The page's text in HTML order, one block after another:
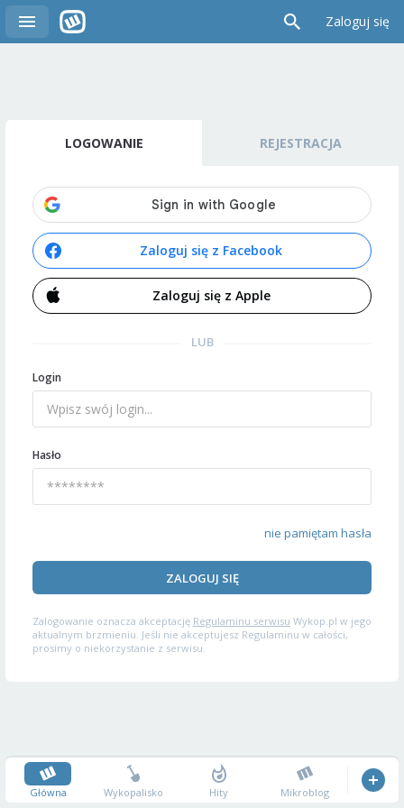
Zaloguj się
LOGOWANIE REJESTRACJA
Zaloguj się z Facebook
Zaloguj się z Apple
LUB
Login
Hasło
nie pamiętam hasła
ZALOGUJ SIĘ
Zalogowanie oznacza akceptację Regulaminu serwisu Wykop.pl w jego
aktualnym brzmieniu. Jeśli nie akceptujesz Regulaminu w całości,
prosimy o niekorzystanie z serwisu.
Główna Wykopalisko Hity Mikroblog